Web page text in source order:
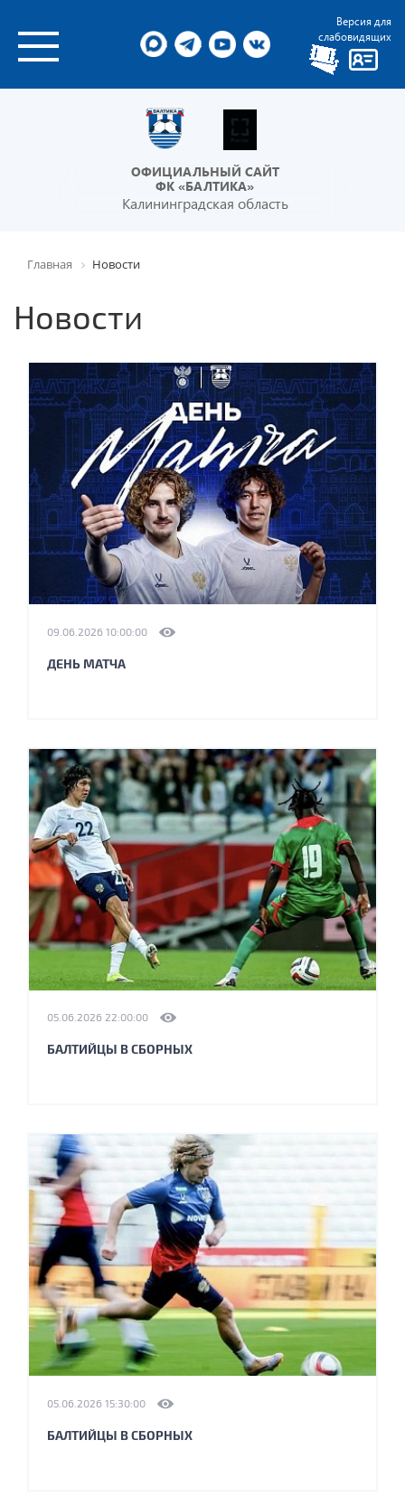
Версия для
слабовидящих
ОФИЦИАЛЬНЫЙ САЙТ
ФК «БАЛТИКА»
Калининградская область
Главная Новости
Новости
09.06.2026 10:00:00
ДЕНЬ МАТЧА
05.06.2026 22:00:00
БАЛТИЙЦЫ В СБОРНЫХ
05.06.2026 15:30:00
БАЛТИЙЦЫ В СБОРНЫХ